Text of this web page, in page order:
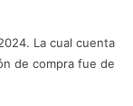
La cual cuenta
de compra fue de